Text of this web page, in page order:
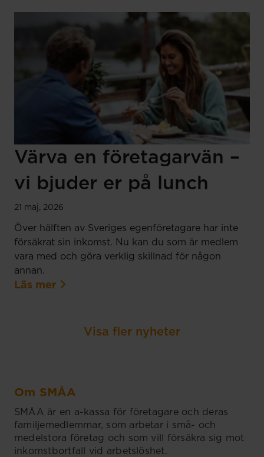
Värva en företagarvän –
vi bjuder er på lunch
21 maj, 2026
Över hälften av Sveriges egenföretagare har inte
försäkrat sin inkomst. Nu kan du som är medlem
vara med och göra verklig skillnad för någon
annan.
Läs mer
Visa fler nyheter
Om SMÅA
SMÅA är en a-kassa för företagare och deras
familjemedlemmar, som arbetar i små- och
medelstora företag och som vill försäkra sig mot
inkomstbortfall vid arbetslöshet.